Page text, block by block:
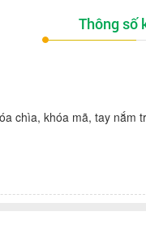
Thông số
chìa, khóa mã, tay